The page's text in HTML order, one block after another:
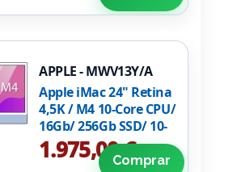
APPLE - MWV13Y/A
Apple iMac 24" Retina
4,5K / M4 10-Core CPU/
16Gb/ 256Gb SSD/ 10-
Core GPU/ Azul
1.975,00 €Comprar